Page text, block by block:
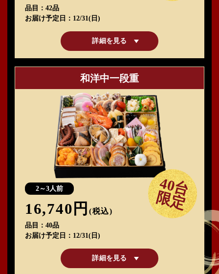
品目
42品
お届け予定日
12/31(日)
詳細を見る
40台
限定
和洋中一段重
2～3人前
品目
40品
お届け予定日
12/31(日)
16,740円 (税込)
詳細を見る